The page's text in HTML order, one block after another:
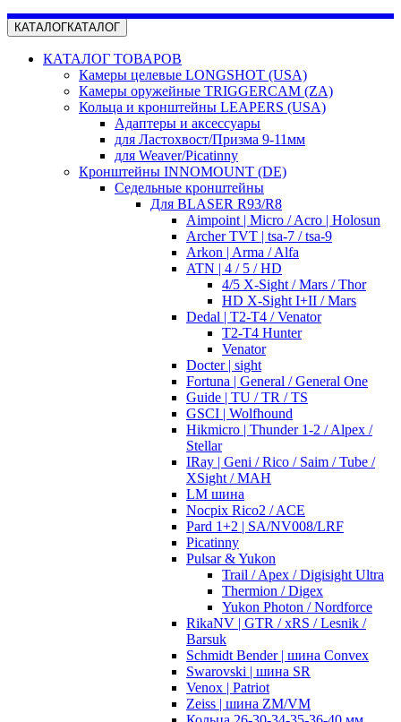
КАТАЛОГКАТАЛОГ
КАТАЛОГ ТОВАРОВ
Камеры целевые LONGSHOT (USA)
Камеры оружейные TRIGGERCAM (ZA)
Кольца и кронштейны LEAPERS (USA)
Адаптеры и аксессуары
для Ластохвост/Призма 9-11мм
для Weaver/Picatinny
Кронштейны INNOMOUNT (DE)
Седельные кронштейны
Для BLASER R93/R8
Aimpoint | Micro / Acro | Holosun
Archer TVT | tsa-7 / tsa-9
Arkon | Arma / Alfa
ATN | 4 / 5 / HD
4/5 X-Sight / Mars / Thor
HD X-Sight I+II / Mars
Dedal | T2-T4 / Venator
T2-T4 Hunter
Venator
Docter | sight
Fortuna | General / General One
Guide | TU / TR / TS
GSCI | Wolfhound
Hikmicro | Thunder 1-2 / Alpex /
Stellar
IRay | Geni / Rico / Saim / Tube /
XSight / MAH
LM шина
Nocpix Rico2 / ACE
Pard 1+2 | SA/NV008/LRF
Picatinny
Pulsar & Yukon
Trail / Apex / Digisight Ultra
Thermion / Digex
Yukon Photon / Nordforce
RikaNV | GTR / xRS / Lesnik /
Barsuk
Schmidt Bender | шина Convex
Swarovski | шина SR
Venox | Patriot
Zeiss | шина ZM/VM